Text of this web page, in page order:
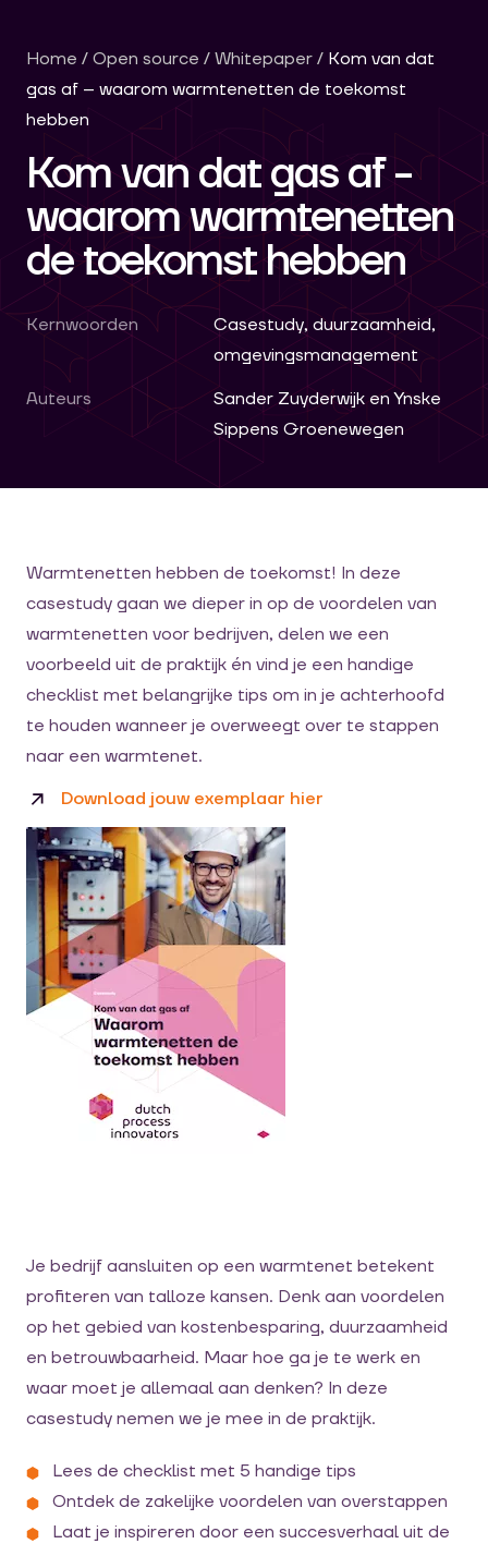
Home / Open source / Whitepaper / Kom van dat
gas af – waarom warmtenetten de toekomst
hebben
Kom van dat gas af -
waarom warmtenetten
de toekomst hebben
Kernwoorden
Casestudy, duurzaamheid,
omgevingsmanagement
Auteurs
Sander Zuyderwijk en Ynske
Sippens Groenewegen
Warmtenetten hebben de toekomst! In deze
casestudy gaan we dieper in op de voordelen van
warmtenetten voor bedrijven, delen we een
voorbeeld uit de praktijk én vind je een handige
checklist met belangrijke tips om in je achterhoofd
te houden wanneer je overweegt over te stappen
naar een warmtenet.
Download jouw exemplaar hier
Je bedrijf aansluiten op een warmtenet betekent
profiteren van talloze kansen. Denk aan voordelen
op het gebied van kostenbesparing, duurzaamheid
en betrouwbaarheid. Maar hoe ga je te werk en
waar moet je allemaal aan denken? In deze
casestudy nemen we je mee in de praktijk.
Lees de checklist met 5 handige tips
Ontdek de zakelijke voordelen van overstappen
Laat je inspireren door een succesverhaal uit de